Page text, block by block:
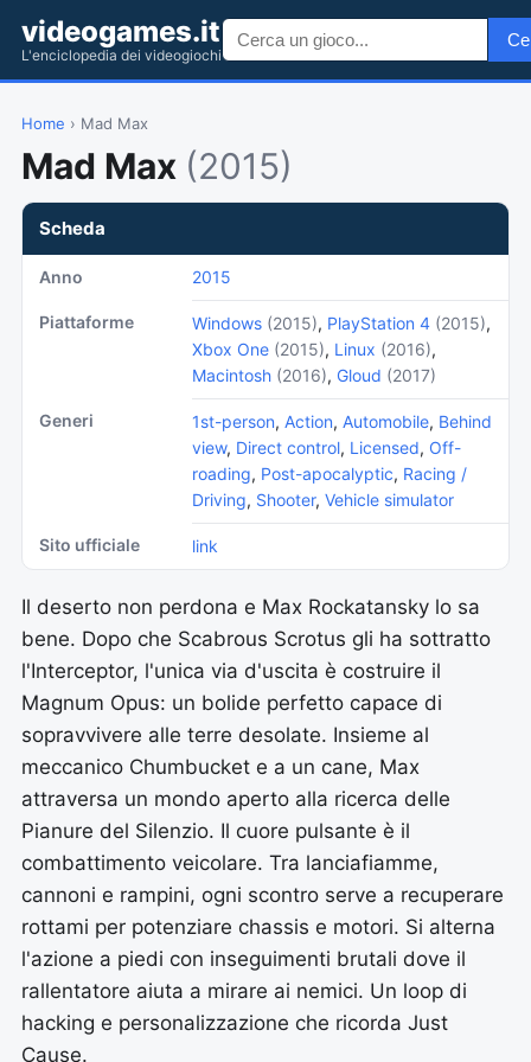
videogames.it
L'enciclopedia dei videogiochi
Home › Mad Max
Mad Max (2015)
Scheda
Anno 2015
Piattaforme Windows (2015), PlayStation 4 (2015),
Xbox One (2015), Linux (2016),
Macintosh (2016), Gloud (2017)
Generi 1st-person, Action, Automobile, Behind
view, Direct control, Licensed, Off-
roading, Post-apocalyptic, Racing /
Driving, Shooter, Vehicle simulator
Sito ufficiale link
Il deserto non perdona e Max Rockatansky lo sa
bene. Dopo che Scabrous Scrotus gli ha sottratto
l'Interceptor, l'unica via d'uscita è costruire il
Magnum Opus: un bolide perfetto capace di
sopravvivere alle terre desolate. Insieme al
meccanico Chumbucket e a un cane, Max
attraversa un mondo aperto alla ricerca delle
Pianure del Silenzio. Il cuore pulsante è il
combattimento veicolare. Tra lanciafiamme,
cannoni e rampini, ogni scontro serve a recuperare
rottami per potenziare chassis e motori. Si alterna
l'azione a piedi con inseguimenti brutali dove il
rallentatore aiuta a mirare ai nemici. Un loop di
hacking e personalizzazione che ricorda Just
Cause.